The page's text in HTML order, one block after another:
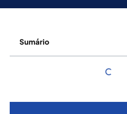
Sumário